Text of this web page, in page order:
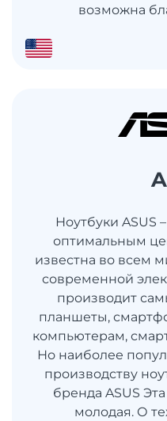
возможна
Ноутбуки ASUS
оптимальным
известна во всем
современной
производит
планшеты,
компьютерам,
Но наиболее
производству
бренда ASUS
молодая. О